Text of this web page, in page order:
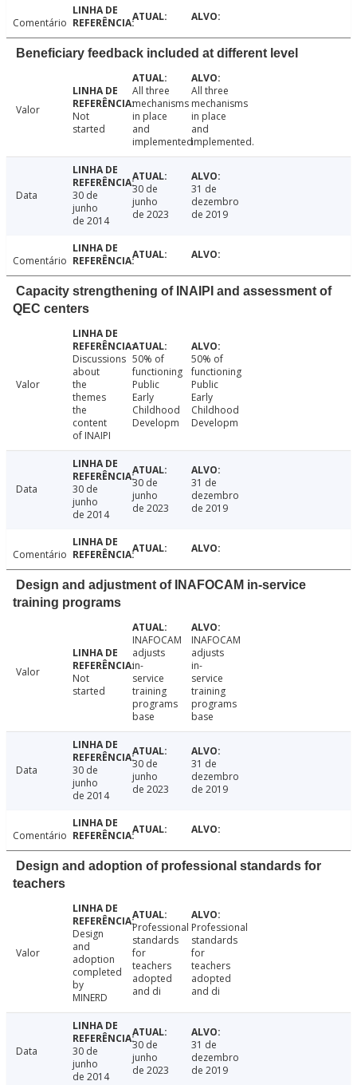
Comentário
Beneficiary feedback included at different level
Valor
Not
started
All three
mechanisms
in place
and
implemented
All three
mechanisms
in place
and
implemented.
Data
30 de
junho
de 2014
30 de
junho
de 2023
31 de
dezembro
de 2019
Comentário
Capacity strengthening of INAIPI and assessment of
QEC centers
Valor
Discussions
about
the
themes
the
content
of INAIPI
50% of
functioning
Public
Early
Childhood
Developm
50% of
functioning
Public
Early
Childhood
Developm
Data
30 de
junho
de 2014
30 de
junho
de 2023
31 de
dezembro
de 2019
Comentário
Design and adjustment of INAFOCAM in-service
training programs
Valor
Not
started
INAFOCAM
adjusts
in-
service
training
programs
base
INAFOCAM
adjusts
in-
service
training
programs
base
Data
30 de
junho
de 2014
30 de
junho
de 2023
31 de
dezembro
de 2019
Comentário
Design and adoption of professional standards for
teachers
Valor
Design
and
adoption
completed
by
MINERD
Professional
standards
for
teachers
adopted
and di
Professional
standards
for
teachers
adopted
and di
Data
30 de
junho
de 2014
30 de
junho
de 2023
31 de
dezembro
de 2019